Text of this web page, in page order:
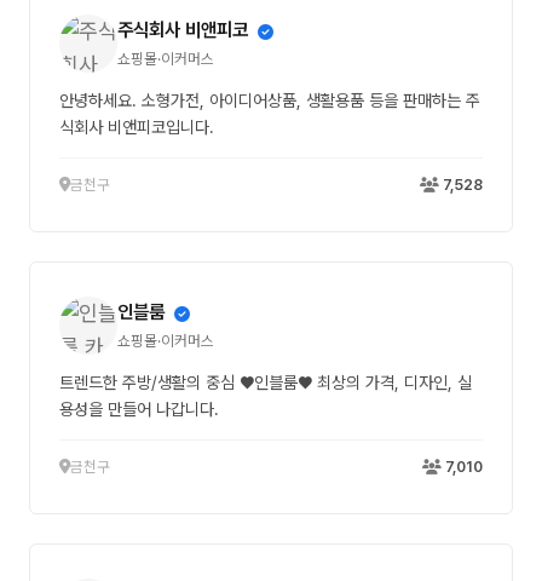
주식회사 비앤피코
쇼핑몰·이커머스
안녕하세요. 소형가전, 아이디어상품, 생활용품 등을 판매하는 주
식회사 비앤피코입니다.
금천구 7,528
인블룸
쇼핑몰·이커머스
트렌드한 주방/생활의 중심 ♥인블룸♥ 최상의 가격, 디자인, 실
용성을 만들어 나갑니다.
금천구 7,010